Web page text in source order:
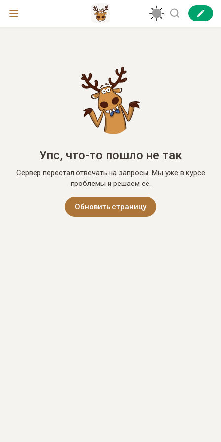
Упс, что-то пошло не так
Сервер перестал отвечать на запросы. Мы уже в курсе
проблемы и решаем её.
Обновить страницу